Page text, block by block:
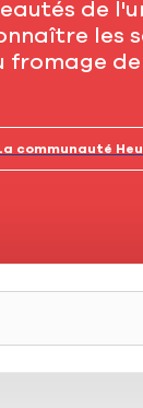
de
les
communauté